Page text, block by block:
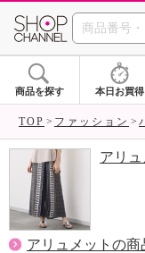
商品を探す 本日お買得
TOP ファッション
アリ
アリュメットの商